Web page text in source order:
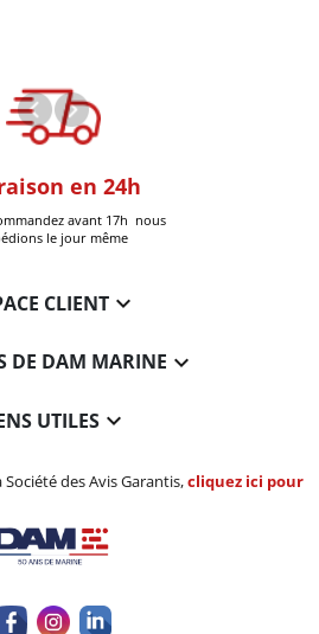
en 24h
avant 17h nous
le jour même
CLIENT
DE DAM MARINE 
UTILES 
des Avis Garantis,cliquez ici pour